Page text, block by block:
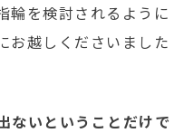
輪を検討されるように
お越しくださいました
ないということだけで